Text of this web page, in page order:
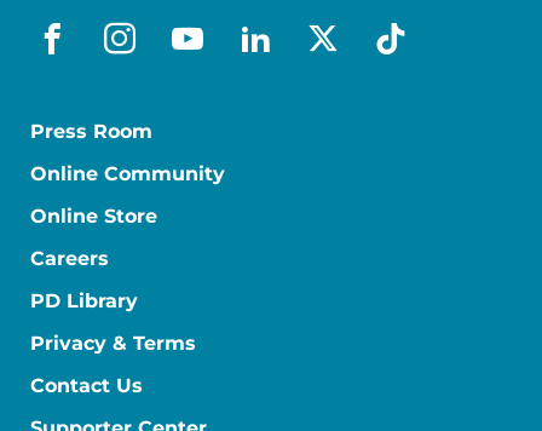
facebook_es
instagram
youtube
linkedin
x-socialtiktok
Press Room
Online Community
Online Store
Careers
PD Library
Privacy & Terms
Contact Us